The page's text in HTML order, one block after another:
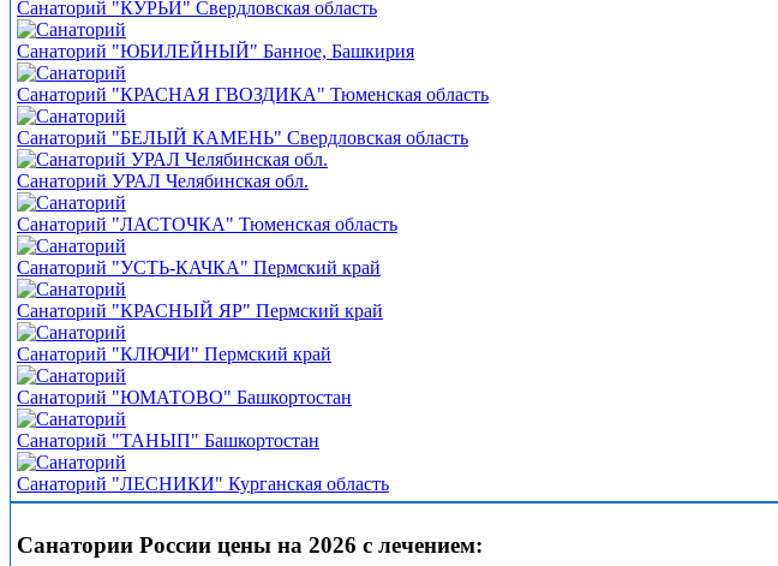
Санаторий "КУРЬИ" Свердловская область
Санаторий "ЮБИЛЕЙНЫЙ" Банное, Башкирия
Санаторий "КРАСНАЯ ГВОЗДИКА" Тюменская область
Санаторий "БЕЛЫЙ КАМЕНЬ" Свердловская область
Санаторий УРАЛ Челябинская обл.
Санаторий "ЛАСТОЧКА" Тюменская область
Санаторий "УСТЬ-КАЧКА" Пермский край
Санаторий "КРАСНЫЙ ЯР" Пермский край
Санаторий "КЛЮЧИ" Пермский край
Санаторий "ЮМАТОВО" Башкортостан
Санаторий "ТАНЫП" Башкортостан
Санаторий "ЛЕСНИКИ" Курганская область
Санатории России цены на 2026 с лечением: